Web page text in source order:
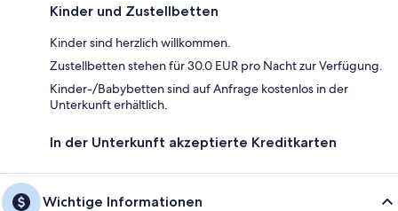
Kinder und Zustellbetten
Kinder sind herzlich willkommen.
Zustellbetten stehen für 30.0 EUR pro Nacht zur Verfügung.
Kinder-/Babybetten sind auf Anfrage kostenlos in der
Unterkunft erhältlich.
In der Unterkunft akzeptierte Kreditkarten
Wichtige Informationen